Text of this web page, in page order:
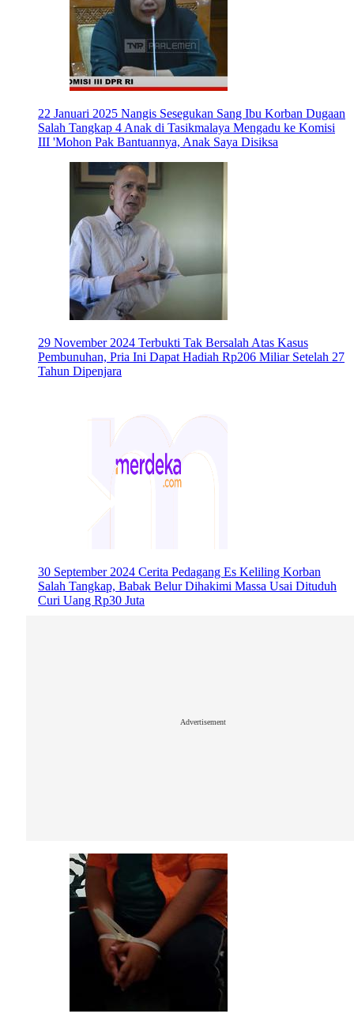
22 Januari 2025 Nangis Sesegukan Sang Ibu Korban Dugaan
Salah Tangkap 4 Anak di Tasikmalaya Mengadu ke Komisi
III 'Mohon Pak Bantuannya, Anak Saya Disiksa
29 November 2024 Terbukti Tak Bersalah Atas Kasus
Pembunuhan, Pria Ini Dapat Hadiah Rp206 Miliar Setelah 27
Tahun Dipenjara
30 September 2024 Cerita Pedagang Es Keliling Korban
Salah Tangkap, Babak Belur Dihakimi Massa Usai Dituduh
Curi Uang Rp30 Juta
Advertisement